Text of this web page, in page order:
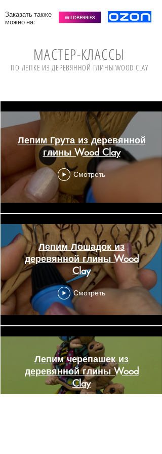
Заказать также
можно на:
МАСТЕР-КЛАССЫ
ПО ЛЕПКЕ ИЗ ДЕРЕВЯННОЙ ГЛИНЫ WOOD CLAY
Лепим Грута из деревянной
глины Wood Clay
Смотреть
Лепим Лошадок из
деревянной глины Wood
Clay
Смотреть
Лепим черепашек из
деревянной глины Wood
Clay